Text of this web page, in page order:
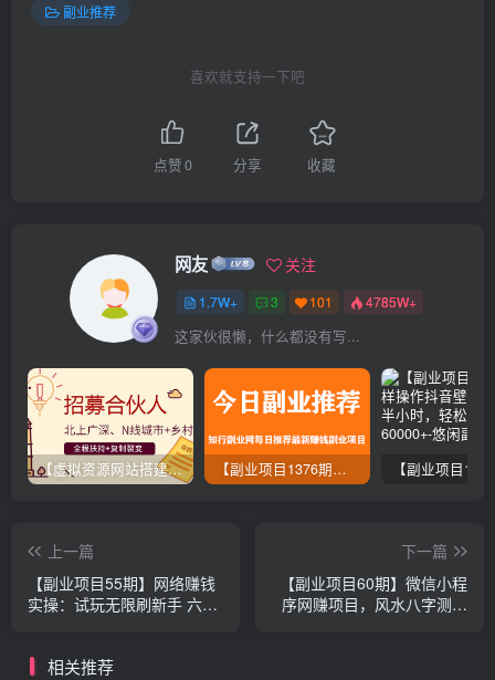
副业推荐
喜欢就支持一下吧
点赞0 分享 收藏
网友 关注
1.7W+ 3 101 4785W+
这家伙很懒，什么都没有写...
【虚拟资源网站搭建服务】加盟本站系统，做一个和本站一样的独立网站，躺赚的项目 【副业项目1376期】龟课最新闲鱼项目玩法实战教程_全新升级月收益几千到几万
上一篇
【副业项目55期】网络赚钱
实操：试玩无限刷新手 六平
下一篇
【副业项目60期】微信小程
序网赚项目，风水八字测姻
相关推荐